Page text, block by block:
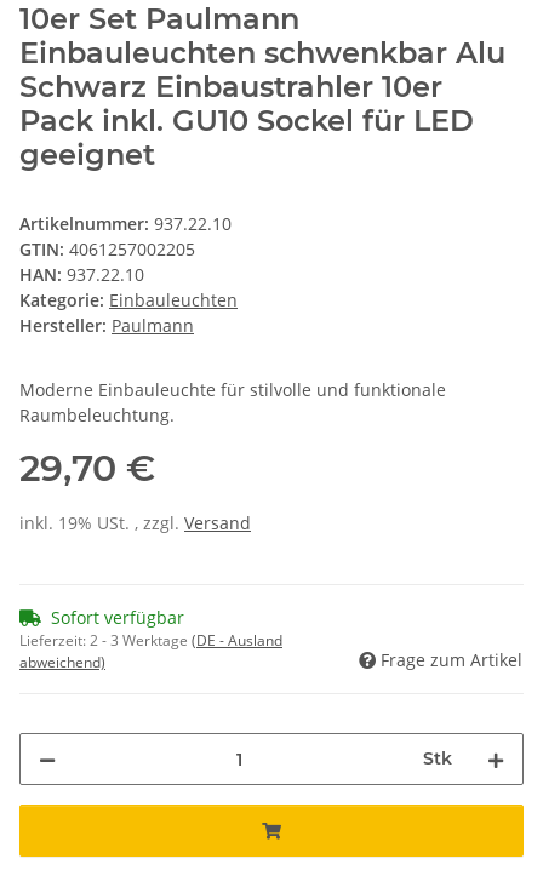
10er Set Paulmann
Einbauleuchten schwenkbar Alu
Schwarz Einbaustrahler 10er
Pack inkl. GU10 Sockel für LED
geeignet
Artikelnummer: 937.22.10
GTIN: 4061257002205
HAN: 937.22.10
Kategorie: Einbauleuchten
Hersteller: Paulmann
Moderne Einbauleuchte für stilvolle und funktionale
Raumbeleuchtung.
29,70 €
inkl. 19% USt. , zzgl. Versand
Sofort verfügbar
Lieferzeit:2 - 3 Werktage (DE - Ausland
abweichend)
Frage zum Artikel
Stk